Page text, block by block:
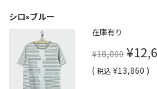
シロ×ブルー
在庫有り
¥18,000
( 税込 ¥13,860 )